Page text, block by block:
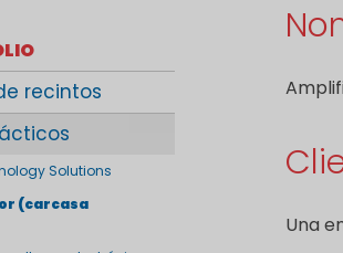
Una
recintos
Solutions
(carcasa